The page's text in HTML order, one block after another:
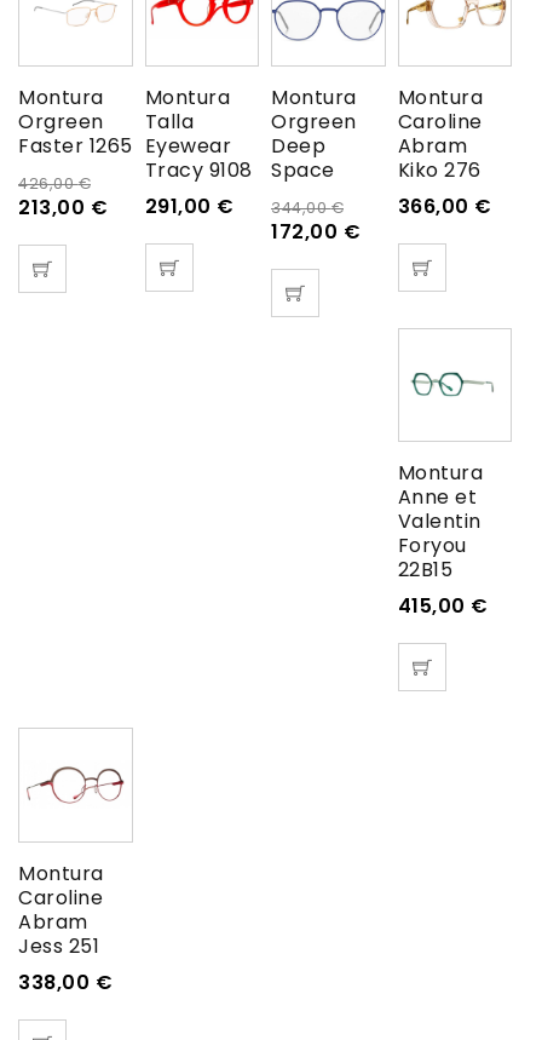
Montura
Orgreen
Faster 1265
426,00€
213,00 €
Montura
Talla
Eyewear
Tracy 9108
291,00 €
Montura
Orgreen
Deep
Space
344,00€
172,00 €
Montura
Caroline
Abram
Kiko 276
366,00 €
Montura
Anne et
Valentin
Foryou
22B15
415,00 €
Montura
Caroline
Abram
Jess 251
338,00 €